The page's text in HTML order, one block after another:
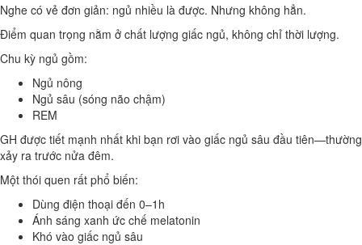
Nghe có vẻ đơn giản: ngủ nhiều là được. Nhưng không hẳn.
Điểm quan trọng nằm ở chất lượng giấc ngủ, không chỉ thời lượng.
Chu kỳ ngủ gồm:
Ngủ nông
Ngủ sâu (sóng não chậm)
REM
GH được tiết mạnh nhất khi bạn rơi vào giấc ngủ sâu đầu tiên—thường
xảy ra trước nửa đêm.
Một thói quen rất phổ biến:
Dùng điện thoại đến 0–1h
Ánh sáng xanh ức chế melatonin
Khó vào giấc ngủ sâu